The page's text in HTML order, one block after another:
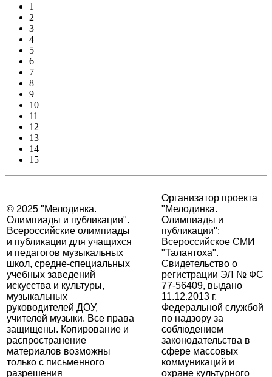
1
2
3
4
5
6
7
8
9
10
11
12
13
14
15
© 2025 "Мелодинка.
Олимпиады и публикации".
Всероссийские олимпиады
и публикации для учащихся
и педагогов музыкальных
школ, средне-специальных
учебных заведений
искусства и культуры,
музыкальных
руководителей ДОУ,
учителей музыки. Все права
защищены. Копирование и
распространение
материалов возможны
только с письменного
разрешения
Организатор проекта
"Мелодинка.
Олимпиады и
публикации":
Всероссийское СМИ
"Талантоха".
Свидетельство о
регистрации ЭЛ № ФС
77-56409, выдано
11.12.2013 г.
Федеральной службой
по надзору за
соблюдением
законодательства в
сфере массовых
коммуникаций и
охране культурного